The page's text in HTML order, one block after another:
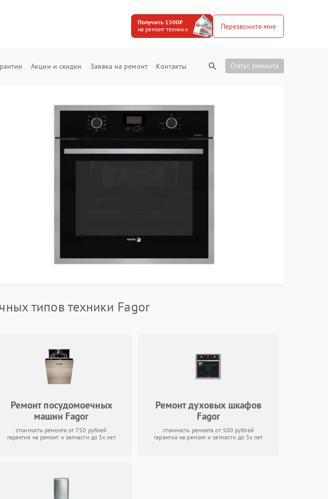
Получить 1500₽
на ремонт техники
Перезвоните мне
Акции и скидки Заявка на ремонт Контакты Статус ремонта
типов техники Fagor
Ремонт посудомоечных
машин Fagor
стоимость ремонта от 750 рублей
гарантия на ремонт и запчасти до 3х лет
Ремонт духовых шкафов
Fagor
стоимость ремонта от 500 рублей
гарантия на ремонт и запчасти до 3х лет